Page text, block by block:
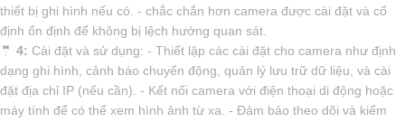
thiết bị ghi hình nếu có. - chắc chắn hơn camera được cài đặt và cố
định ổn định để không bị lệch hướng quan sát.
🤵 4: Cài đặt và sử dụng: - Thiết lập các cài đặt cho camera như định
dạng ghi hình, cảnh báo chuyển động, quản lý lưu trữ dữ liệu, và cài
đặt địa chỉ IP (nếu cần). - Kết nối camera với điện thoại di động hoặc
máy tính để có thể xem hình ảnh từ xa. - Đảm bảo theo dõi và kiểm